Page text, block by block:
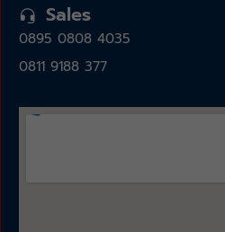
Sales
0895 0808 4035
0811 9188 377